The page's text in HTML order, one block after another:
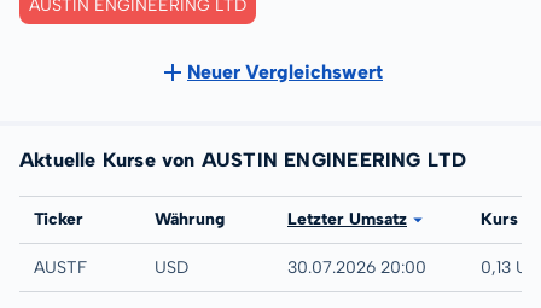
AUSTIN ENGINEERING LTD
Neuer Vergleichswert
Aktuelle Kurse von AUSTIN ENGINEERING LTD
Börse
Ticker Währung Letzter Umsatz Kurs
UTC
AUSTF USD 30.07.2026 20:00 0,13